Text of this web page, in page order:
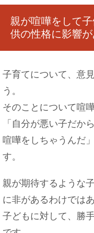
親が喧嘩をして
供の性格に影響
子育てについて、意
う。
そのことについて喧
「自分が悪い子だか
喧嘩をしちゃうんだ
す。
親が期待するような
に非があるわけでは
子どもに対して、勝